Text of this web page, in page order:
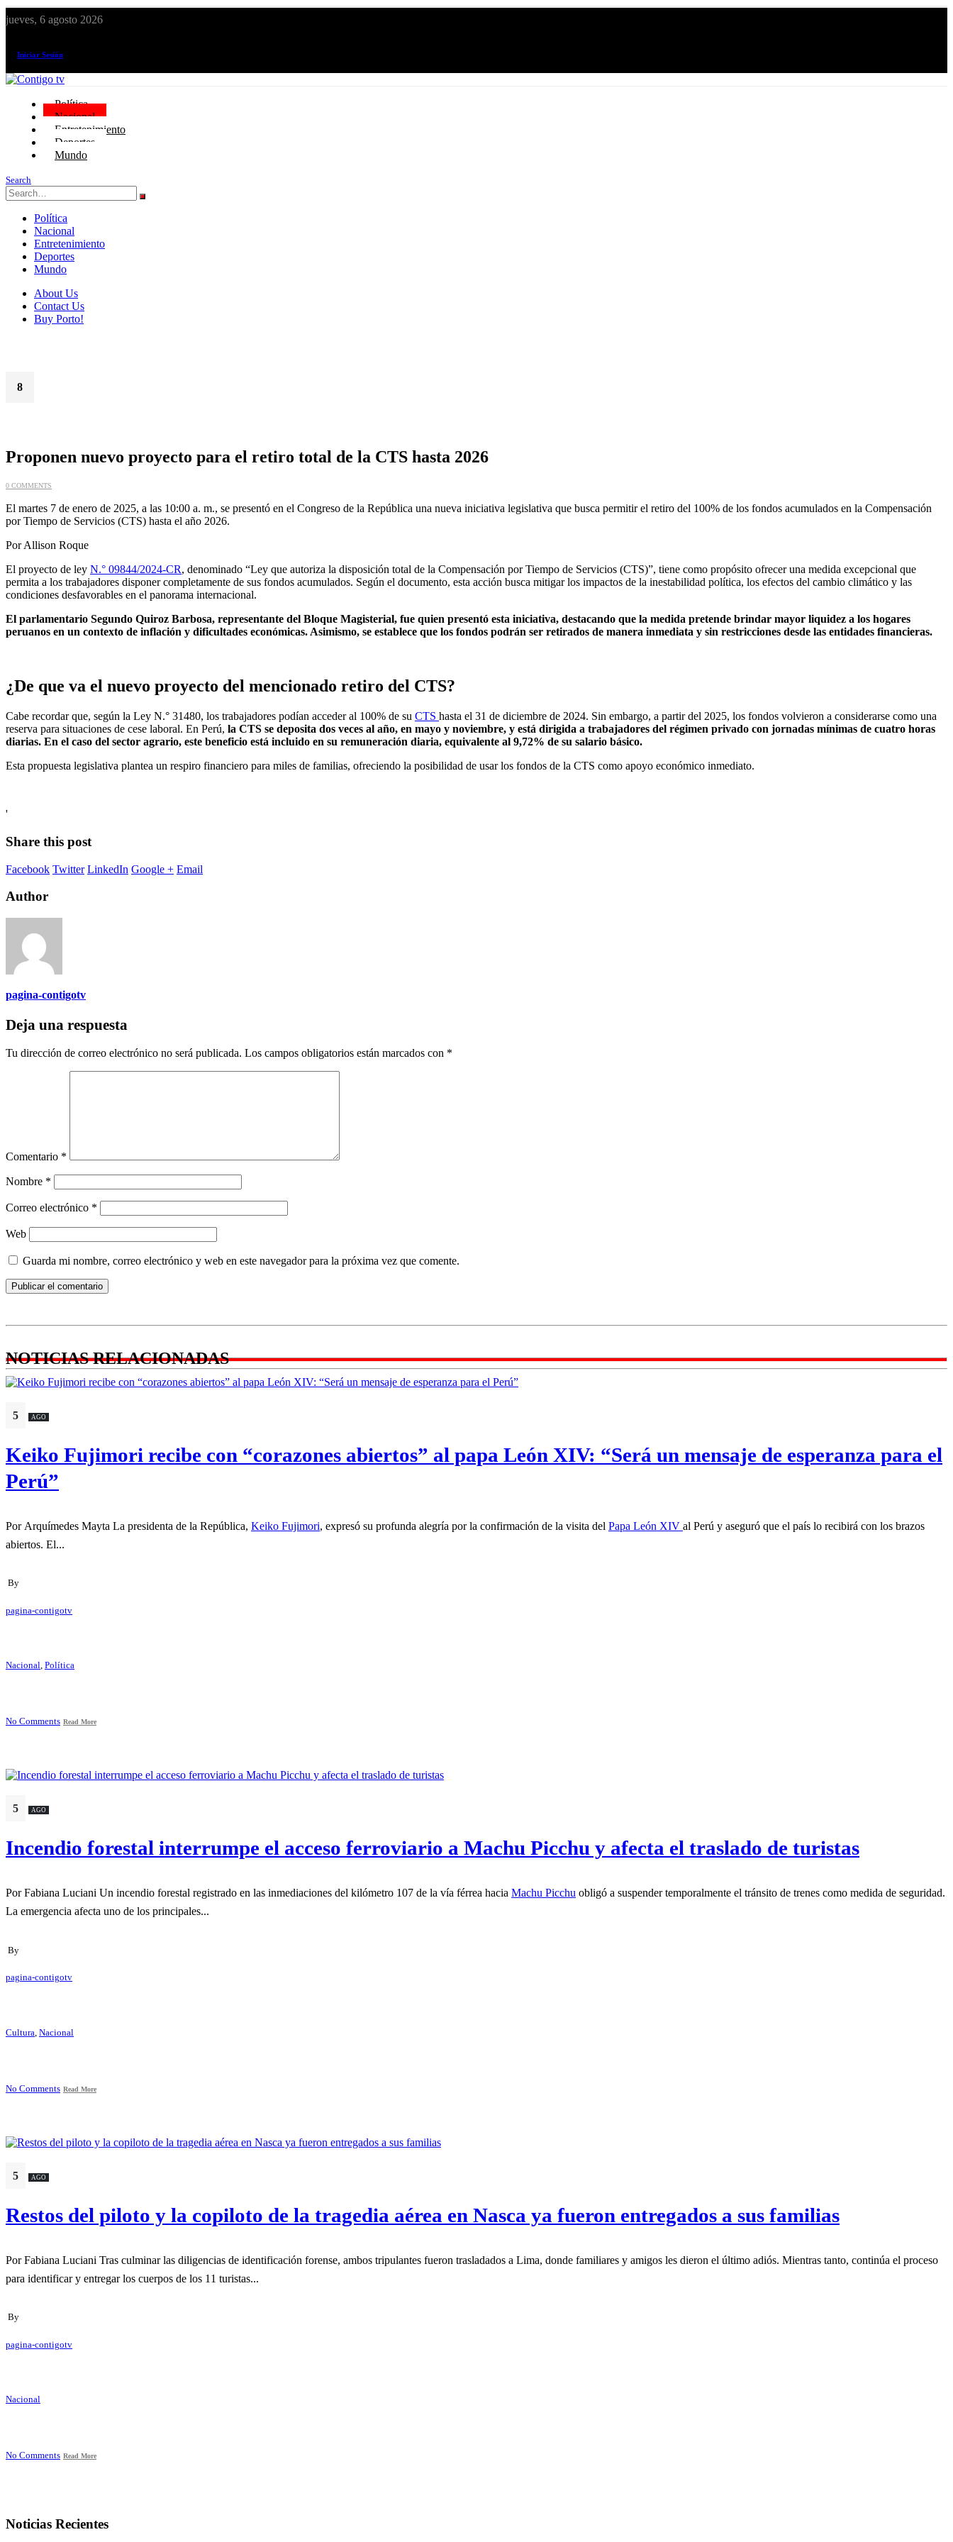
jueves, 6 agosto 2026
Iniciar Sesión
Política
Nacional
Entretenimiento
Deportes
Mundo
Search
Política
Nacional
Entretenimiento
Deportes
Mundo
About Us
Contact Us
Buy Porto!
8
Proponen nuevo proyecto para el retiro total de la CTS hasta 2026
0 COMMENTS
El martes 7 de enero de 2025, a las 10:00 a. m., se presentó en el Congreso de la República una nueva iniciativa legislativa que busca permitir el retiro del 100% de los fondos acumulados en la Compensación
por Tiempo de Servicios (CTS) hasta el año 2026.
Por Allison Roque
El proyecto de ley N.° 09844/2024-CR, denominado “Ley que autoriza la disposición total de la Compensación por Tiempo de Servicios (CTS)”, tiene como propósito ofrecer una medida excepcional que
permita a los trabajadores disponer completamente de sus fondos acumulados. Según el documento, esta acción busca mitigar los impactos de la inestabilidad política, los efectos del cambio climático y las
condiciones desfavorables en el panorama internacional.
El parlamentario Segundo Quiroz Barbosa, representante del Bloque Magisterial, fue quien presentó esta iniciativa, destacando que la medida pretende brindar mayor liquidez a los hogares
peruanos en un contexto de inflación y dificultades económicas. Asimismo, se establece que los fondos podrán ser retirados de manera inmediata y sin restricciones desde las entidades financieras.
¿De que va el nuevo proyecto del mencionado retiro del CTS?
Cabe recordar que, según la Ley N.° 31480, los trabajadores podían acceder al 100% de su CTS hasta el 31 de diciembre de 2024. Sin embargo, a partir del 2025, los fondos volvieron a considerarse como una
reserva para situaciones de cese laboral. En Perú, la CTS se deposita dos veces al año, en mayo y noviembre, y está dirigida a trabajadores del régimen privado con jornadas mínimas de cuatro horas
diarias. En el caso del sector agrario, este beneficio está incluido en su remuneración diaria, equivalente al 9,72% de su salario básico.
Esta propuesta legislativa plantea un respiro financiero para miles de familias, ofreciendo la posibilidad de usar los fondos de la CTS como apoyo económico inmediato.
'
Share this post
Facebook Twitter LinkedIn Google + Email
Author
pagina-contigotv
Deja una respuesta
Tu dirección de correo electrónico no será publicada. Los campos obligatorios están marcados con *
Comentario *
Nombre *
Correo electrónico *
Web
Guarda mi nombre, correo electrónico y web en este navegador para la próxima vez que comente.
NOTICIAS RELACIONADAS
5 AGO
Keiko Fujimori recibe con “corazones abiertos” al papa León XIV: “Será un mensaje de esperanza para el
Perú”
Por Arquímedes Mayta La presidenta de la República, Keiko Fujimori, expresó su profunda alegría por la confirmación de la visita del Papa León XIV al Perú y aseguró que el país lo recibirá con los brazos
abiertos. El...
By
pagina-contigotv
Nacional, Política
No Comments Read More
5 AGO
Incendio forestal interrumpe el acceso ferroviario a Machu Picchu y afecta el traslado de turistas
Por Fabiana Luciani Un incendio forestal registrado en las inmediaciones del kilómetro 107 de la vía férrea hacia Machu Picchu obligó a suspender temporalmente el tránsito de trenes como medida de seguridad.
La emergencia afecta uno de los principales...
By
pagina-contigotv
Cultura Nacional
No Comments Read More
5 AGO
Restos del piloto y la copiloto de la tragedia aérea en Nasca ya fueron entregados a sus familias
Por Fabiana Luciani Tras culminar las diligencias de identificación forense, ambos tripulantes fueron trasladados a Lima, donde familiares y amigos les dieron el último adiós. Mientras tanto, continúa el proceso
para identificar y entregar los cuerpos de los 11 turistas...
By
pagina-contigotv
Nacional
No Comments Read More
Noticias Recientes